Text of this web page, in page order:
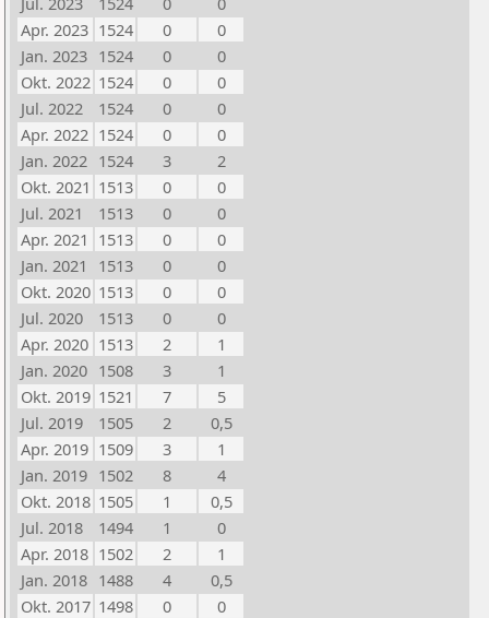
Apr. 2023 1524 0
0
Jan. 2023 1524 0
0
Okt. 2022 1524 0
0
Jul. 2022
1524 0
0
Apr. 2022 1524 0
0
Jan. 2022 1524 3
2
Okt. 2021 1513 0
0
Jul. 2021
1513 0
0
Apr. 2021 1513 0
0
Jan. 2021
1513 0
0
Okt. 2020 1513 0
0
Jul. 2020
1513 0
0
Apr. 2020 1513 2
1
Jan. 2020 1508 3
1
Okt. 2019 1521 7
5
Jul. 2019
1505 2
0,5
Apr. 2019 1509 3
1
Jan. 2019 1502 8
4
Okt. 2018 1505 1
0,5
Jul. 2018
1494 1
0
Apr. 2018 1502 2
1
Jan. 2018 1488 4
0,5
Okt. 2017 1498 0
0